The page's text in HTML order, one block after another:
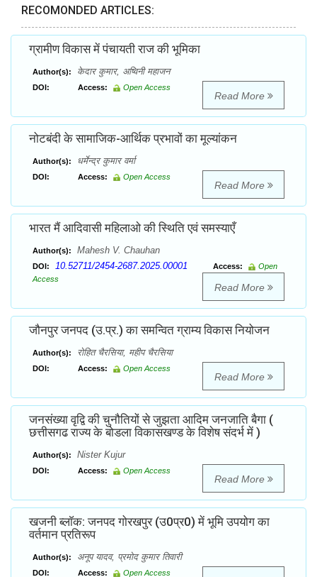
RECOMONDED ARTICLES:
ग्रामीण विकास में पंचायती राज की भूमिका
Author(s): केदार कुमार, अष्विनी महाजन
DOI: Access: Open Access
Read More
नोटबंदी के सामाजिक-आर्थिक प्रभावों का मूल्यांकन
Author(s): धर्मेन्द्र कुमार वर्मा
DOI: Access: Open Access
Read More
भारत मैं आदिवासी महिलाओ की स्थिति एवं समस्याएँ
Author(s): Mahesh V. Chauhan
DOI: 10.52711/2454-2687.2025.00001 Access:
Open
Access
Read More
जौनपुर जनपद (उ.प्र.) का समन्वित ग्राम्य विकास नियोजन
Author(s): रोहित चैरसिया, महीप चैरसिया
DOI: Access: Open Access
Read More
जनसंख्या वृद्वि की चुनौतियों से जुझता आदिम जनजाति बैगा (
छत्तीसगढ राज्य के बोडला विकासखण्ड के विशेष संदर्भ में )
Author(s): Nister Kujur
DOI: Access: Open Access
Read More
खजनी ब्लाॅक: जनपद गोरखपुर (उ0प्र0) में भूमि उपयोग का
वर्तमान प्रतिरूप
Author(s): अनूप यादव, प्रमोद कुमार तिवारी
DOI: Access: Open Access